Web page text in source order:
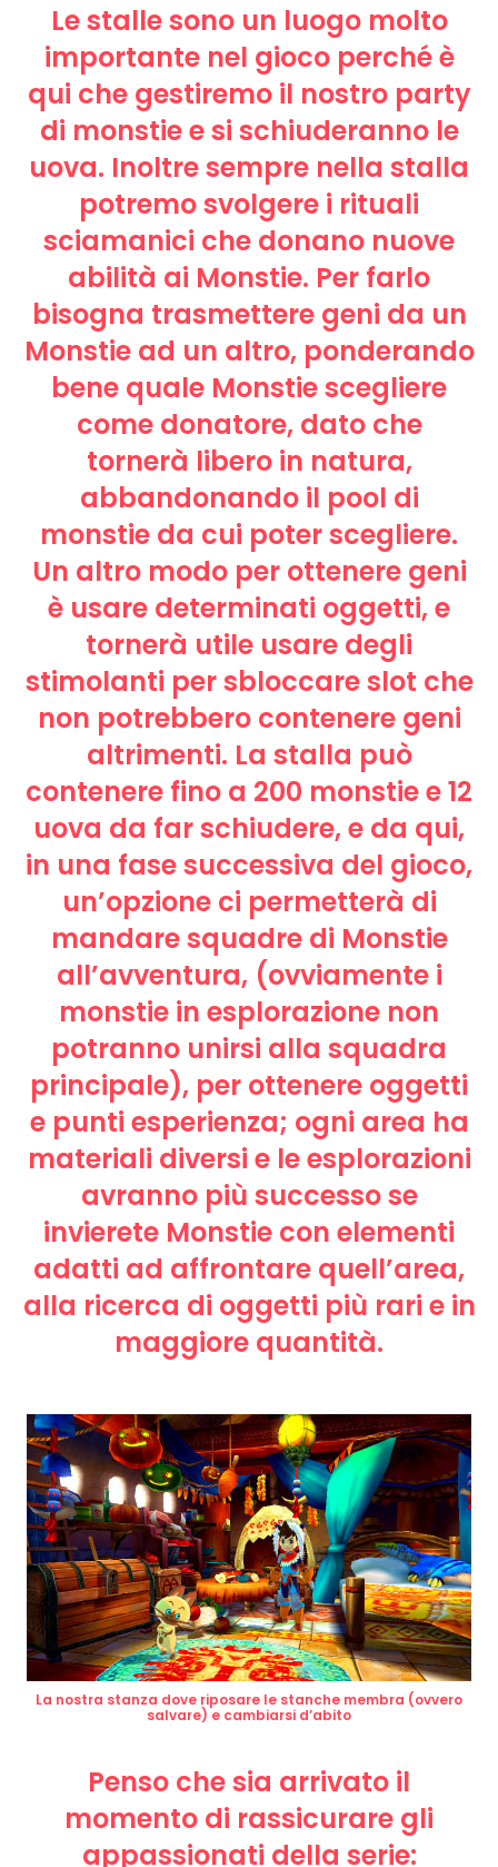
Le stalle sono un luogo molto
importante nel gioco perché è
qui che gestiremo il nostro party
di monstie e si schiuderanno le
uova. Inoltre sempre nella stalla
potremo svolgere i rituali
sciamanici che donano nuove
abilità ai Monstie. Per farlo
bisogna trasmettere geni da un
Monstie ad un altro, ponderando
bene quale Monstie scegliere
come donatore, dato che
tornerà libero in natura,
abbandonando il pool di
monstie da cui poter scegliere.
Un altro modo per ottenere geni
è usare determinati oggetti, e
tornerà utile usare degli
stimolanti per sbloccare slot che
non potrebbero contenere geni
altrimenti. La stalla può
contenere fino a 200 monstie e 12
uova da far schiudere, e da qui,
in una fase successiva del gioco,
un’opzione ci permetterà di
mandare squadre di Monstie
all’avventura, (ovviamente i
monstie in esplorazione non
potranno unirsi alla squadra
principale), per ottenere oggetti
e punti esperienza; ogni area ha
materiali diversi e le esplorazioni
avranno più successo se
invierete Monstie con elementi
adatti ad affrontare quell’area,
alla ricerca di oggetti più rari e in
maggiore quantità.
La nostra stanza dove riposare le stanche membra (ovvero
salvare) e cambiarsi d’abito
Penso che sia arrivato il
momento di rassicurare gli
appassionati della serie: